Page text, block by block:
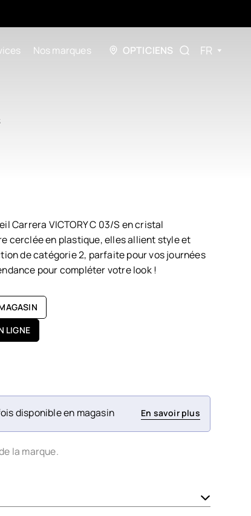
Nos marques OPTICIENS FR
Carrera VICTORY C 03/S en cristal
cerclée en plastique, elles allient style et
de catégorie 2, parfaite pour vos journées
pour compléter votre look !
LIGNE
disponible en magasin En savoir plus
la marque.